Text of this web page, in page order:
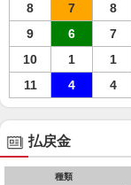
8
7 8
9
6 7
10
1 1
11
4 4
払戻金
種類